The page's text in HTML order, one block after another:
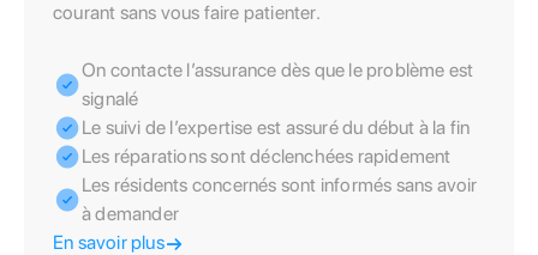
courant sans vous faire patienter.
On contacte l’assurance dès que le problème est
signalé
Le suivi de l’expertise est assuré du début à la fin
Les réparations sont déclenchées rapidement
Les résidents concernés sont informés sans avoir
à demander
En savoir plus